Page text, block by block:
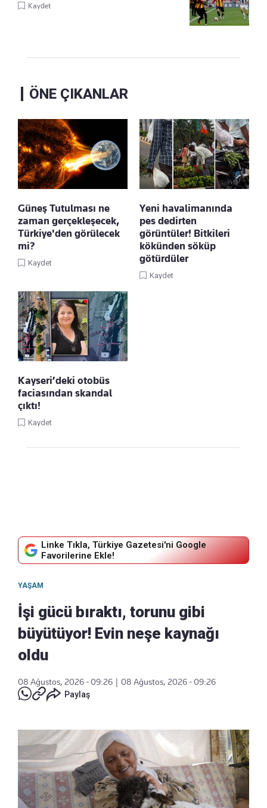
Kaydet
ÖNE ÇIKANLAR
Güneş Tutulması ne
zaman gerçekleşecek,
Türkiye'den görülecek
mi?
Kaydet
Yeni havalimanında
pes dedirten
görüntüler! Bitkileri
kökünden söküp
götürdüler
Kaydet
Kayseri’deki otobüs
faciasından skandal
çıktı!
Kaydet
Linke Tıkla, Türkiye Gazetesi'ni Google
Favorilerine Ekle!
YAŞAM
İşi gücü bıraktı, torunu gibi
büyütüyor! Evin neşe kaynağı
oldu
08 Ağustos, 2026 - 09:26
08 Ağustos, 2026 - 09:26
Paylaş